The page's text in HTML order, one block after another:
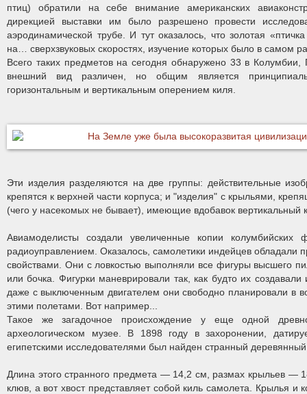
птиц) обратили на себе внимание американских
дирекцией выставки им было разрешено провести
аэродинамической трубе. И тут оказалось, что золотая
на… сверхзвуковых скоростях, изучение которых было в самом
Всего таких предметов на сегодня обнаружено 33 в
внешний вид различен, но общим является
горизонтальным и вертикальным оперением киля.
Эти изделия разделяются на две группы: действительные
крепятся к верхней части корпуса; и "изделия" с крыльями,
(чего у насекомых не бывает), имеющие вдобавок вертикальный
Авиамоделисты создали увеличенные копии колумбийских
радиоуправлением. Оказалось, самолетики индейцев обладали
свойствами. Они с ловкостью выполняли все фигуры высшего
или бочка. Фигурки маневрировали так, как будто их
даже с выключенным двигателем они свободно планировали в
этими полетами. Вот например...
Такое же загадочное происхождение у еще одной
археологическом музее. В 1898 году в захоронении,
египетскими исследователями был найден странный
Длина этого странного предмета — 14,2 см, размах крыльев —
клюв, а вот хвост представляет собой киль самолета. Крылья и